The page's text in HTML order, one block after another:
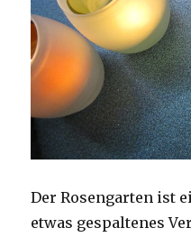
Der Rosengarten ist
etwas gespaltenes